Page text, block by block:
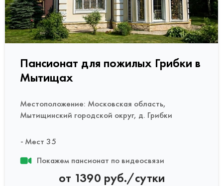
Пансионат для пожилых Грибки в
Мытищах
Местоположение: Московская область,
Мытищинский городской округ, д. Грибки
Мест 35
Покажем пансионат по видеосвязи
от 1390 руб./сутки